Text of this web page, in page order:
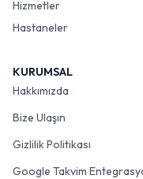
Hizmetler
Hastaneler
KURUMSAL
Hakkımızda
Bize Ulaşın
Gizlilik Politikası
Google Takvim